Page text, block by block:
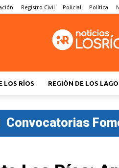
Registro Civil Policial Política
LOS RÍOS REGIÓN DE LOS
Convocatorias